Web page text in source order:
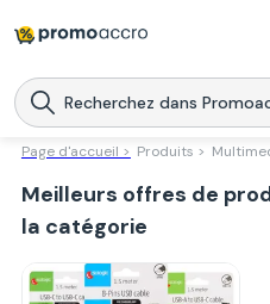
Magasins
Produits
Télécharge l’application
Promoaccro
Page d'accueil > Produits >
Meilleurs offres de
la catégorie